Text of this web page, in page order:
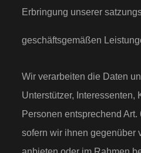
Erbringung unserer
geschäftsgemäßen
Wir verarbeiten die Daten
Unterstützer, Interessenten,
Personen entsprechend Art.
sofern wir ihnen gegenüber